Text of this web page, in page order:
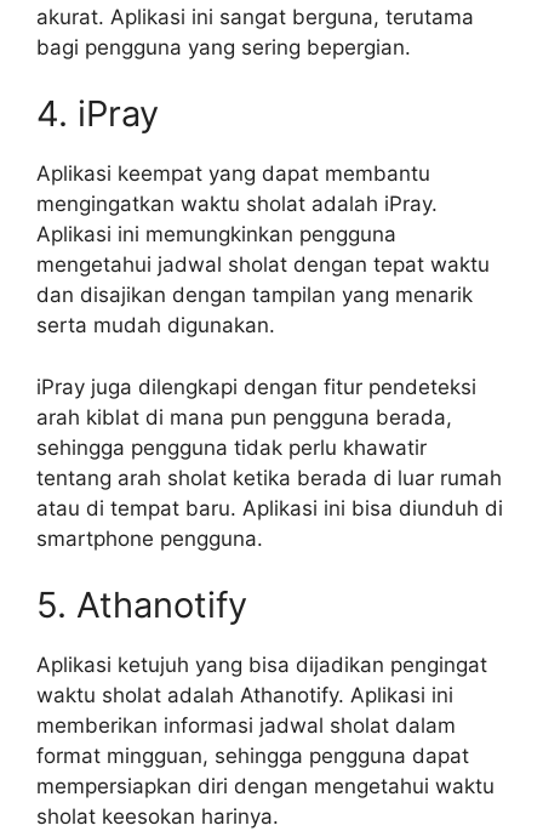
akurat. Aplikasi ini sangat berguna, terutama
bagi pengguna yang sering bepergian.
4. iPray
Aplikasi keempat yang dapat membantu
mengingatkan waktu sholat adalah iPray.
Aplikasi ini memungkinkan pengguna
mengetahui jadwal sholat dengan tepat waktu
dan disajikan dengan tampilan yang menarik
serta mudah digunakan.
iPray juga dilengkapi dengan fitur pendeteksi
arah kiblat di mana pun pengguna berada,
sehingga pengguna tidak perlu khawatir
tentang arah sholat ketika berada di luar rumah
atau di tempat baru. Aplikasi ini bisa diunduh di
smartphone pengguna.
5. Athanotify
Aplikasi ketujuh yang bisa dijadikan pengingat
waktu sholat adalah Athanotify. Aplikasi ini
memberikan informasi jadwal sholat dalam
format mingguan, sehingga pengguna dapat
mempersiapkan diri dengan mengetahui waktu
sholat keesokan harinya.